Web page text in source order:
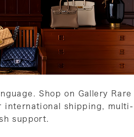
Shop on Gallery Rare
international shipping, multi-
support.
ご注文確認
営業日以内
が一出荷が
詳しくはこ